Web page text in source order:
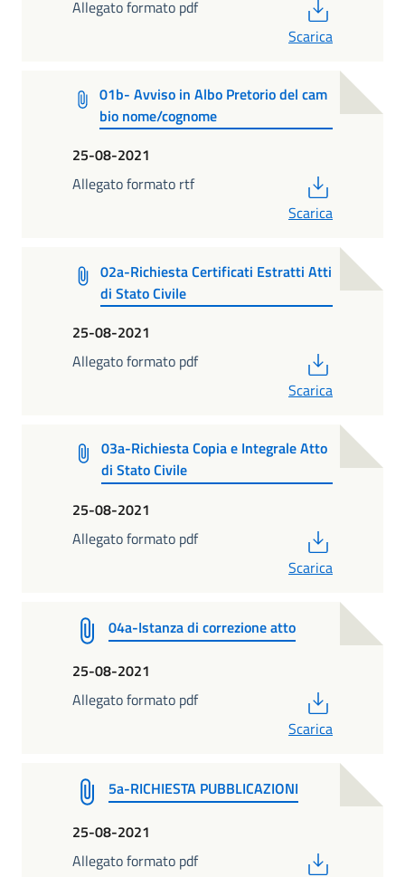
Allegato formato pdf
Scarica
01b- Avviso in Albo Pretorio del cam
bio nome/cognome
25-08-2021
Allegato formato rtf
Scarica
02a-Richiesta Certificati Estratti Atti
di Stato Civile
25-08-2021
Allegato formato pdf
Scarica
03a-Richiesta Copia e Integrale Atto
di Stato Civile
25-08-2021
Allegato formato pdf
Scarica
04a-Istanza di correzione atto
25-08-2021
Allegato formato pdf
Scarica
5a-RICHIESTA PUBBLICAZIONI
25-08-2021
Allegato formato pdf